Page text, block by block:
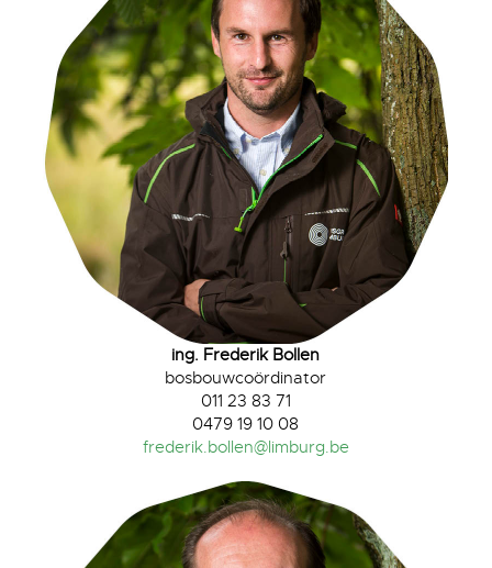
ing. Frederik Bollen
bosbouwcoördinator
011 23 83 71
0479 19 10 08
frederik.bollen@limburg.be